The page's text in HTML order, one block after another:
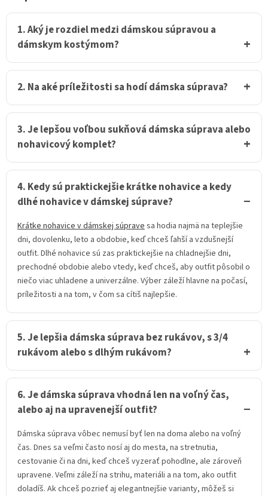
c
i
e
r
v
k
y
v
ý
p
u
1. Aký je rozdiel medzi dámskou súpravou a
dámskym kostýmom?
2. Na aké príležitosti sa hodí dámska súprava?
3. Je lepšou voľbou sukňová dámska súprava alebo
nohavicový komplet?
4. Kedy sú praktickejšie krátke nohavice a kedy
dlhé nohavice v dámskej súprave?
Krátke nohavice v dámskej súpravesa hodia najmä na teplejšie
dni, dovolenku, leto a obdobie, keď chceš ľahší a vzdušnejší
outfit. Dlhé nohavice sú zas praktickejšie na chladnejšie dni,
prechodné obdobie alebo vtedy, keď chceš, aby outfit pôsobil o
niečo viac uhladene a univerzálne. Výber záleží hlavne na počasí,
príležitosti a na tom, v čom sa cítiš najlepšie.
5. Je lepšia dámska súprava bez rukávov, s 3/4
rukávom alebo s dlhým rukávom?
6. Je dámska súprava vhodná len na voľný čas,
alebo aj na upravenejší outfit?
Dámska súprava vôbec nemusí byť len na doma alebo na voľný
čas. Dnes sa veľmi často nosí aj do mesta, na stretnutia,
cestovanie či na dni, keď chceš vyzerať pohodlne, ale zároveň
upravene. Veľmi záleží na strihu, materiáli a na tom, ako outfit
doladíš. Ak chceš pozrieť aj elegantnejšie varianty, môžeš si